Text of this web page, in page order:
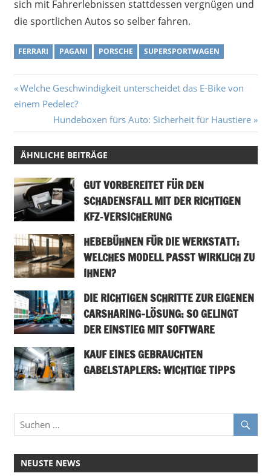
sich mit Fahrerlebnissen stattdessen vergnügen und
die sportlichen Autos so selber fahren.
FERRARI PAGANI PORSCHE SUPERSPORTWAGEN
Beitragsnavigation
Vorheriger
Beitrag:
Welche Geschwindigkeit unterscheidet das E-Bike von
einem Pedelec?
Nächster
Beitrag:
Hundeboxen fürs Auto: Sicherheit für Haustiere
ÄHNLICHE BEITRÄGE
GUT VORBEREITET FÜR DEN
SCHADENSFALL MIT DER RICHTIGEN
KFZ‑VERSICHERUNG
HEBEBÜHNEN FÜR DIE WERKSTATT:
WELCHES MODELL PASST WIRKLICH ZU
IHNEN?
DIE RICHTIGEN SCHRITTE ZUR EIGENEN
CARSHARING-LÖSUNG: SO GELINGT
DER EINSTIEG MIT SOFTWARE
KAUF EINES GEBRAUCHTEN
GABELSTAPLERS: WICHTIGE TIPPS
NEUSTE NEWS